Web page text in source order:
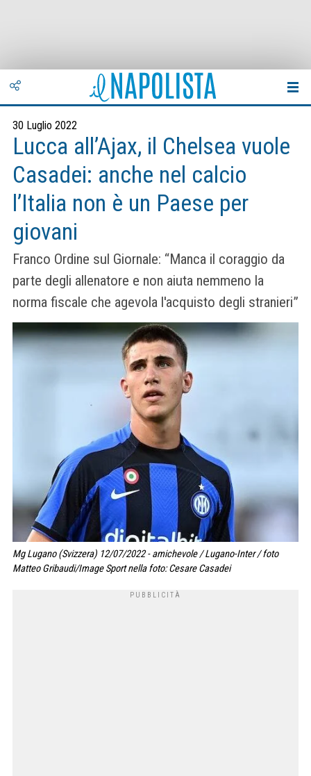
30 Luglio 2022
Lucca all’Ajax, il Chelsea vuole
Casadei: anche nel calcio
l’Italia non è un Paese per
giovani
Franco Ordine sul Giornale: “Manca il coraggio da
parte degli allenatore e non aiuta nemmeno la
norma fiscale che agevola l'acquisto degli stranieri”
Mg Lugano (Svizzera) 12/07/2022 - amichevole / Lugano-Inter / foto
Matteo Gribaudi/Image Sport nella foto: Cesare Casadei